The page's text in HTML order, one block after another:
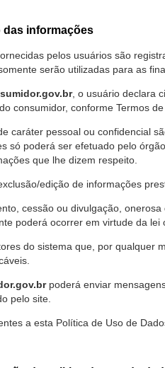
das informações
pelos usuários são
serão utilizadas para as
, o usuário declara
consumidor, conforme Termos de
caráter pessoal ou confidencial
só poderá ser efetuado pelo
que lhe dizem respeito.
edição de informações
cessão ou divulgação,
poderá ocorrer em virtude da lei
do sistema que, por qualquer
poderá enviar
pelo site.
a esta Política de Uso de